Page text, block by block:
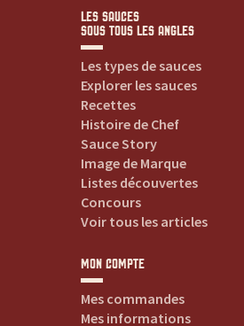
LES SAUCES
SOUS TOUS LES ANGLES
Les types de sauces
Explorer les sauces
Recettes
Histoire de Chef
Sauce Story
Image de Marque
Listes découvertes
Concours
Voir tous les articles
MON COMPTE
Mes commandes
Mes informations